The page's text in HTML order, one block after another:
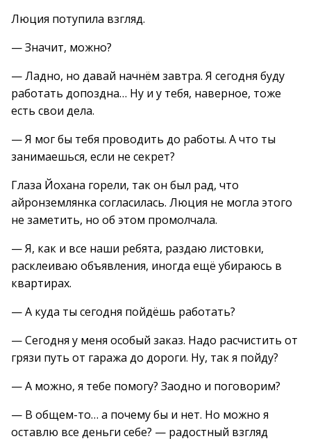
Люция потупила взгляд.
— Значит, можно?
— Ладно, но давай начнём завтра. Я сегодня буду
работать допоздна… Ну и у тебя, наверное, тоже
есть свои дела.
— Я мог бы тебя проводить до работы. А что ты
занимаешься, если не секрет?
Глаза Йохана горели, так он был рад, что
айронземлянка согласилась. Люция не могла этого
не заметить, но об этом промолчала.
— Я, как и все наши ребята, раздаю листовки,
расклеиваю объявления, иногда ещё убираюсь в
квартирах.
— А куда ты сегодня пойдёшь работать?
— Сегодня у меня особый заказ. Надо расчистить от
грязи путь от гаража до дороги. Ну, так я пойду?
— А можно, я тебе помогу? Заодно и поговорим?
— В общем-то… а почему бы и нет. Но можно я
оставлю все деньги себе? — радостный взгляд